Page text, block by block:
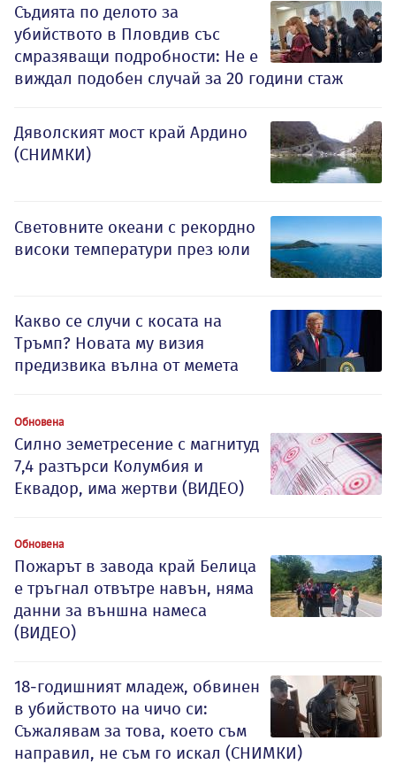
Съдията по делото за
убийството в Пловдив със
смразяващи подробности: Не е
виждал подобен случай за 20 години стаж
Дяволският мост край Ардино
(СНИМКИ)
Световните океани с рекордно
високи температури през юли
Какво се случи с косата на
Тръмп? Новата му визия
предизвика вълна от мемета
Обновена
Силно земетресение с магнитуд
7,4 разтърси Колумбия и
Еквадор, има жертви (ВИДЕО)
Обновена
Пожарът в завода край Белица
е тръгнал отвътре навън, няма
данни за външна намеса
(ВИДЕО)
18-годишният младеж, обвинен
в убийството на чичо си:
Съжалявам за това, което съм
направил, не съм го искал (СНИМКИ)